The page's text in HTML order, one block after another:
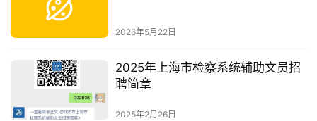
2026年5月22日
2025年上海市检察系统辅助文员招
聘简章
2025年2月26日